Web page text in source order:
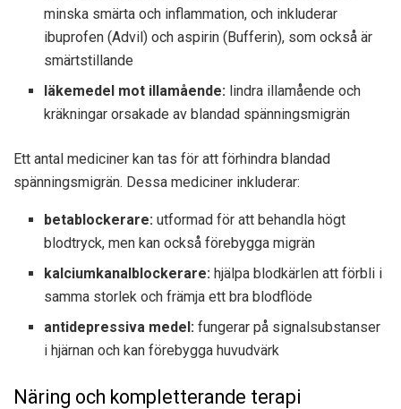
minska smärta och inflammation, och inkluderar
ibuprofen (Advil) och aspirin (Bufferin), som också är
smärtstillande
läkemedel mot illamående: lindra illamående och
kräkningar orsakade av blandad spänningsmigrän
Ett antal mediciner kan tas för att förhindra blandad
spänningsmigrän. Dessa mediciner inkluderar:
betablockerare: utformad för att behandla högt
blodtryck, men kan också förebygga migrän
kalciumkanalblockerare: hjälpa blodkärlen att förbli i
samma storlek och främja ett bra blodflöde
antidepressiva medel: fungerar på signalsubstanser
i hjärnan och kan förebygga huvudvärk
Näring och kompletterande terapi